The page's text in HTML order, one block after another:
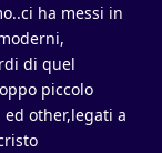
ha messi in
di quel
piccolo
other,legati a